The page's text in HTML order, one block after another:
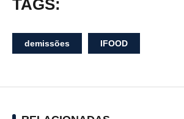
TAGS:
demissões IFOOD